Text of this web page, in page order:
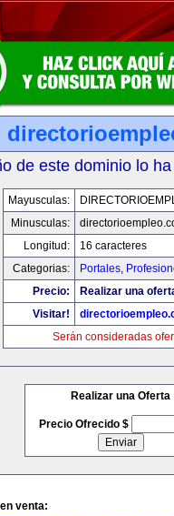
de este dominio lo
Mayusculas:
Minusculas:
Longitud:
16 caracteres
Categorias:
Portales,
Precio:
Realizar una
Visitar!
Serán consideradas
Realizar una Oferta
Precio Ofrecido $
venta: